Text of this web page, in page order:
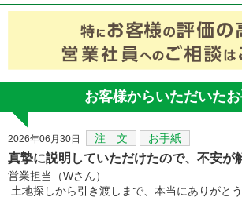
お客様からいただいた
2026年06月30日 注 文 お手紙
真摯に説明していただけたので、不安が
営業担当（Wさん）
土地探しから引き渡しまで、本当にありがと